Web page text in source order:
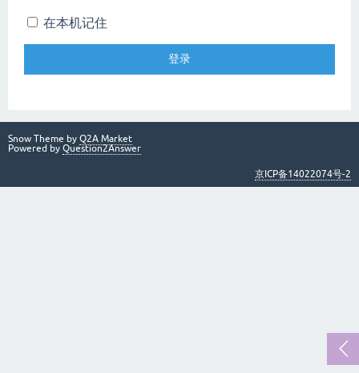
在本机记住
Snow Theme by Q2A Market
Powered by Question2Answer
京ICP备14022074号-2